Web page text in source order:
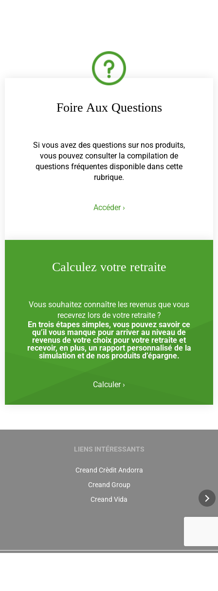
Foire Aux Questions
Si vous avez des questions sur nos produits,
vous pouvez consulter la compilation de
questions fréquentes disponible dans cette
rubrique.
Accéder ›
Calculez votre retraite
Vous souhaitez connaître les revenus que vous
recevrez lors de votre retraite ?
En trois étapes simples, vous pouvez savoir ce
qu’il vous manque pour arriver au niveau de
revenus de votre choix pour votre retraite et
recevoir, en plus, un rapport personnalisé de la
simulation et de nos produits d’épargne.
Calculer ›
LIENS INTÉRESSANTS
Creand Crèdit Andorra
Creand Group
Creand Vida